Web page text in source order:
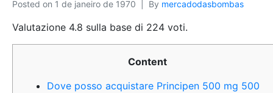
Posted on 1 de janeiro de 1970 By mercadodasbombas
Valutazione 4.8 sulla base di 224 voti.
Content
Dove posso acquistare Principen 500 mg 500